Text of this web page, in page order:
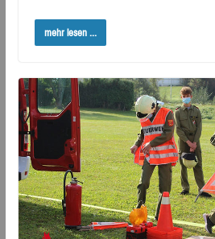
mehr lesen ...